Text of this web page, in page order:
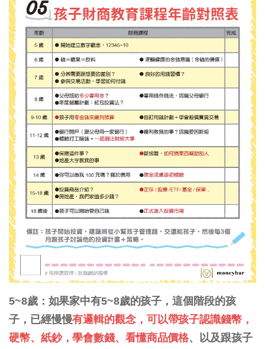
5~8歲：如果家中有5~8歲的孩子，這個階段的孩
子，已經慢慢有邏輯的觀念，可以帶孩子認識錢幣，
硬幣、紙鈔，學會數錢、看懂商品價格、以及跟孩子